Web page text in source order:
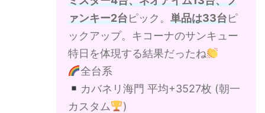
ァンキー2台ピック。 単品は33台ピ
ックアップ。キコーナのサンキュー
特日を体現する結果だったね
全台系
カバネリ海門 平均+3527枚 (朝一
カスタム
)